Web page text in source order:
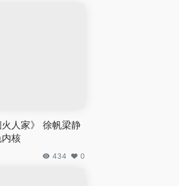
人家》 徐帆梁静
核
434 0